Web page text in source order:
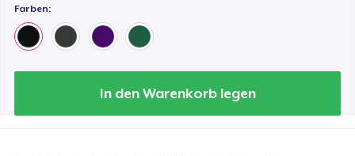
Farben:
In den Warenkorb legen